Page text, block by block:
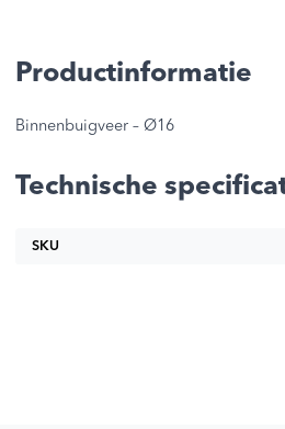
Productinformatie
Binnenbuigveer – Ø16
Technische
SKU